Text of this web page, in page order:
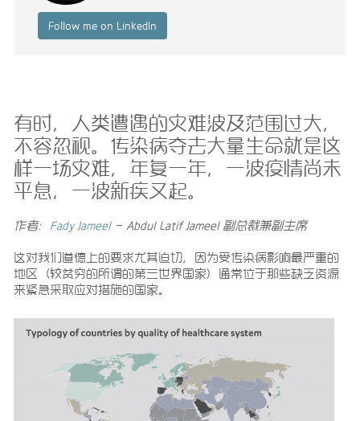
Follow me on LinkedIn
有时，人类遭遇的灾难波及范围过大，
不容忽视。传染病夺去大量生命就是这
样一场灾难，年复一年，一波疫情尚未
平息，一波新疾又起。
作者： Fady Jameel– Abdul Latif Jameel 副总裁兼副主席
这对我们道德上的要求尤其迫切，因为受传染病影响最严重的
地区（较贫穷的所谓的第三世界国家）通常位于那些缺乏资源
来紧急采取应对措施的国家。